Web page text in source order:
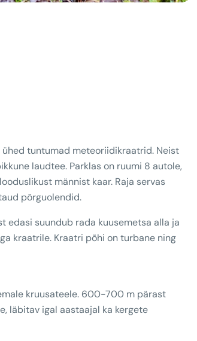
ühed tuntumad meteoriidikraatrid. Neist
laudtee. Parklas on ruumi 8 autole,
männist kaar. Raja servas
põrguolendid.
edasi suundub rada kuusemetsa alla ja
kraatrile. Kraatri põhi on turbane ning
kruusateele. 600-700 m pärast
läbitav igal aastaajal ka kergete